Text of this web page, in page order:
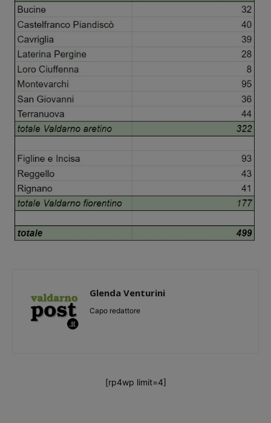
Glenda Venturini
Capo redattore
[rp4wp limit=4]